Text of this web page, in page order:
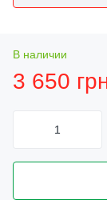
В наличии
3 650